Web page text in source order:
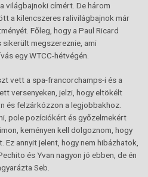
világbajnoki címért. De három
a kilencszeres ralivilágbajnok már
Főleg, hogy a Paul Ricard
megszereznie, ami
egy WTCC-hétvégén.
vett a spa-francorchamps-i és a
versenyeken, jelzi, hogy eltökélt
és felzárkózzon a legjobbakhoz.
pole pozíciókért és győzelmekért
keményen kell dolgoznom, hogy
annyit jelent, hogy nem hibázhatok,
és Yvan nagyon jó ebben, de én
Seb.